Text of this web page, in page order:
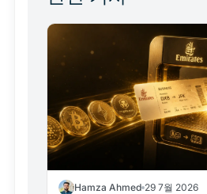
Hamza Ahmed 29 7월 2026